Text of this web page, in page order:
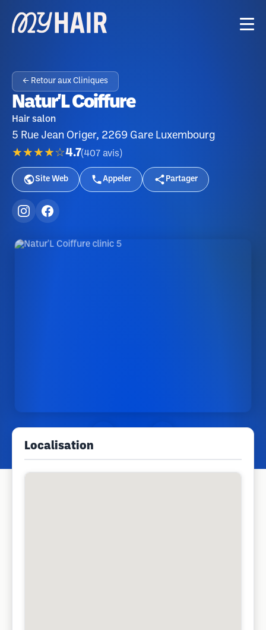
← Retour aux Cliniques
Natur'L Coiffure
Hair salon
5 Rue Jean Origer, 2269 Gare Luxembourg
★★★★☆4.7(407 avis )
Site Web Appeler Partager
Localisation